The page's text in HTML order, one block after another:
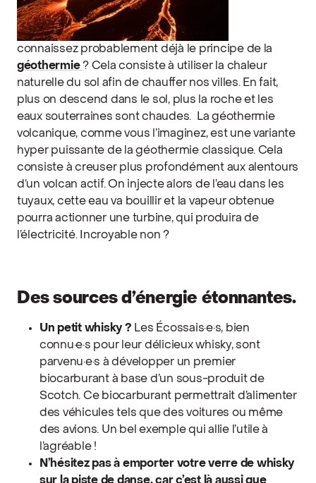
connaissez probablement déjà le principe de la
géothermie? Cela consiste à utiliser la chaleur
naturelle du sol afin de chauffer nos villes. En fait,
plus on descend dans le sol, plus la roche et les
eaux souterraines sont chaudes.
La géothermie
volcanique, comme vous l’imaginez, est une variante
hyper puissante de la géothermie classique. Cela
consiste à creuser plus profondément aux alentours
d’un volcan actif. On injecte alors de l’eau dans les
tuyaux, cette eau va bouillir et la vapeur obtenue
pourra actionner une turbine, qui produira de
l’électricité. Incroyable non ?
Des sources d’énergie étonnantes.
Un petit whisky ? Les Écossais·e·s, bien
connu·e·s pour leur délicieux whisky, sont
parvenu·e·s à développer un premier
biocarburant à base d’un sous-produit de
Scotch. Ce biocarburant permettrait d’alimenter
des véhicules tels que des voitures ou même
des avions. Un bel exemple qui allie l’utile à
l’agréable !
N’hésitez pas à emporter votre verre de whisky